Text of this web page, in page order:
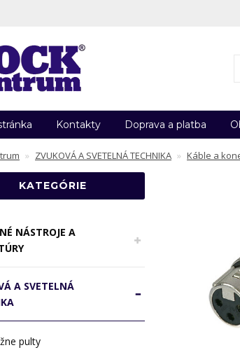
Kontakty Doprava a platba
ZVUKOVÁ A SVETELNÁ TECHNIKA Káble a
KATEGÓRIE
NÁSTROJE A
A SVETELNÁ
pulty